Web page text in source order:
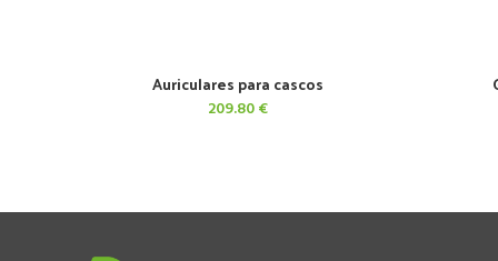
AÑADIR AL CARRITO
Auriculares para cascos
209.80€